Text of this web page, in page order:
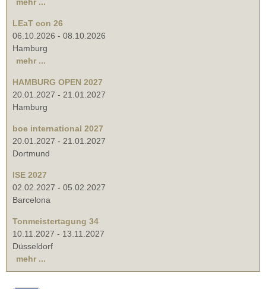
LEaT con 26
06.10.2026 - 08.10.2026
Hamburg
mehr ...
HAMBURG OPEN 2027
20.01.2027 - 21.01.2027
Hamburg
boe international 2027
20.01.2027 - 21.01.2027
Dortmund
ISE 2027
02.02.2027 - 05.02.2027
Barcelona
Tonmeistertagung 34
10.11.2027 - 13.11.2027
Düsseldorf
mehr ...